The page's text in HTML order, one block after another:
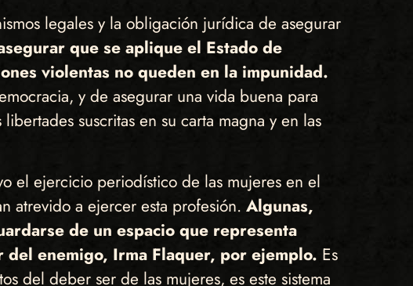
legales y la obligación jurídica de asegurar
que se aplique el Estado de
violentas no queden en la impunidad.
y de asegurar una vida buena para
suscritas en su carta magna y en las
el ejercicio periodístico de las mujeres en el
atrevido a ejercer esta profesión. Algunas,
de un espacio que representa
enemigo, Irma Flaquer, por ejemplo. Es
del deber ser de las mujeres, es este sistema